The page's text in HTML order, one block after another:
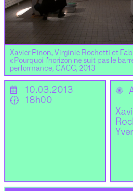
Xavier Pinon, Virginie Rochetti et
« Pourquoi l’horizon ne suit pas le
performance, CACC, 2013
📅
10.03.2013
🕜
18h00
✺